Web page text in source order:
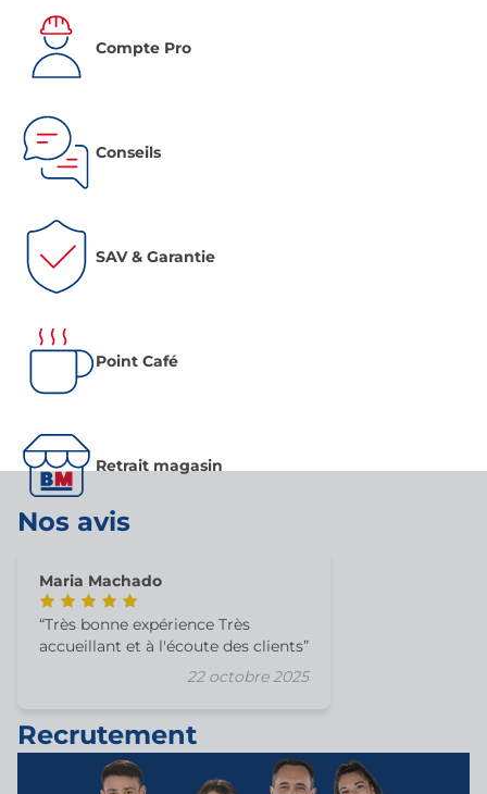
Compte Pro
Conseils
SAV & Garantie
Point Café
Retrait magasin
Nos avis
Maria Machado
22 octobre 2025
Très bonne expérience Très
accueillant et à l'écoute des clients
Recrutement